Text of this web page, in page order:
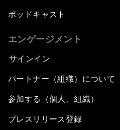
ポッドキャスト
エンゲージメント
サインイン
パートナー（組織）について
参加する（個人、組織）
プレスリリース登録